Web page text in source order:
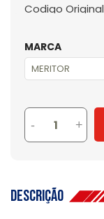
Codigo Original:
MARCA
- +
Descrição